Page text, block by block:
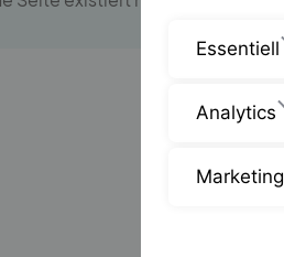
Essentiell
Analytics
Marketing